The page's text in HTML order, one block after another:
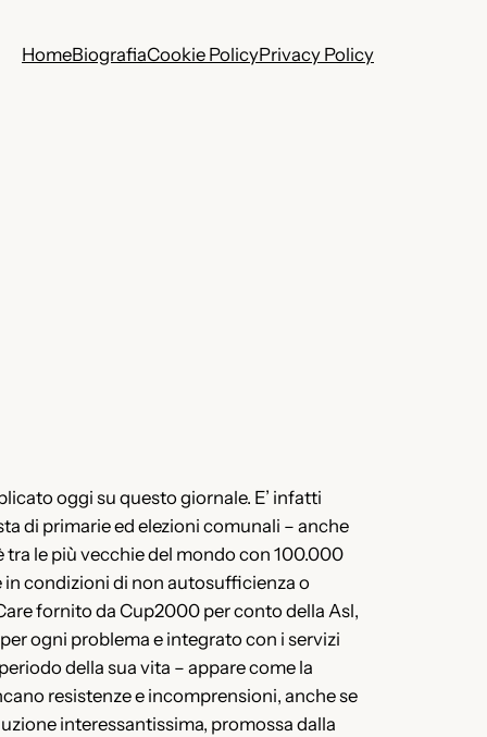
HomeBiografiaCookie PolicyPrivacy Policy
oggi su questo giornale. E’ infatti
di primarie ed elezioni comunali – anche
le più vecchie del mondo con 100.000
in condizioni di non autosufficienza o
fornito da Cup2000 per conto della Asl,
ogni problema e integrato con i servizi
della sua vita – appare come la
resistenze e incomprensioni, anche se
interessantissima, promossa dalla